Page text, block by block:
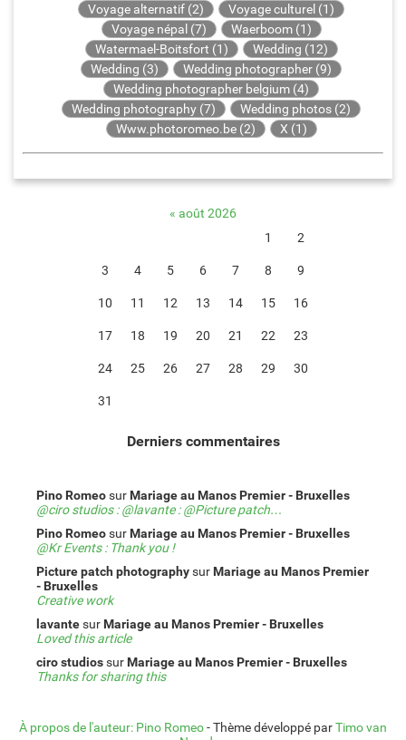
Voyage alternatif (2)
Voyage culturel (1)
Voyage népal (7)
Waerboom (1)
Watermael-Boitsfort (1)
Wedding (12)
Wedding (3)
Wedding photographer (9)
Wedding photographer belgium (4)
Wedding photography (7)
Wedding photos (2)
Www.photoromeo.be (2)
X (1)
« août 2026
1
2
3 4 5 6 7 8 9
10 11 12 13 14 15 16
17 18 19 20 21 22 23
24 25 26 27 28 29 30
31
Derniers commentaires
Pino Romeosur Mariage au Manos Premier - Bruxelles
@ciro studios : @lavante : @Picture patch…
Pino Romeosur Mariage au Manos Premier - Bruxelles
@Kr Events : Thank you !
Picture patch photographysur Mariage au Manos Premier
- Bruxelles
Creative work
lavantesur Mariage au Manos Premier - Bruxelles
Loved this article
ciro studiossur Mariage au Manos Premier - Bruxelles
Thanks for sharing this
À propos de l'auteur: Pino Romeo-Thème développé parTimo van